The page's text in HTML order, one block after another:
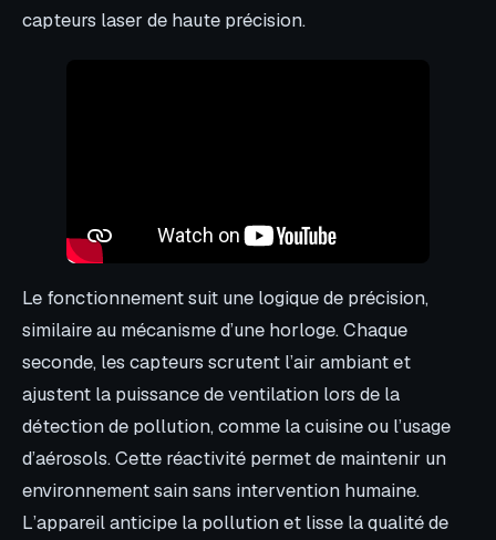
capteurs laser de haute précision.
Le fonctionnement suit une logique de précision,
similaire au mécanisme d’une horloge. Chaque
seconde, les capteurs scrutent l’air ambiant et
ajustent la puissance de ventilation lors de la
détection de pollution, comme la cuisine ou l’usage
d’aérosols. Cette réactivité permet de maintenir un
environnement sain sans intervention humaine.
L’appareil anticipe la pollution et lisse la qualité de